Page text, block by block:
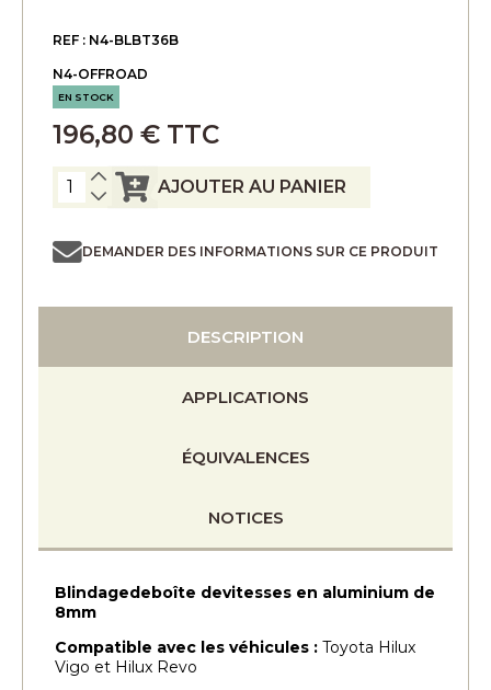
REF : N4-BLBT36B
N4-OFFROAD
EN STOCK
196,80 € TTC
AJOUTER AU PANIER
DEMANDER DES INFORMATIONS SUR CE PRODUIT
DESCRIPTION
APPLICATIONS
ÉQUIVALENCES
NOTICES
Blindagedeboîte devitesses en aluminium de
8mm
Compatible avec les véhicules : Toyota Hilux
Vigo et Hilux Revo